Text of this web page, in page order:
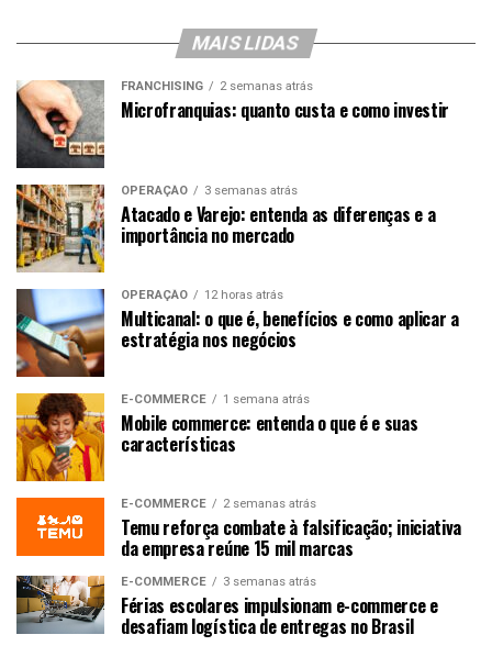
MAIS LIDAS
FRANCHISING 2 semanas atrás
Microfranquias: quanto custa e como investir
OPERAÇÃO 3 semanas atrás
Atacado e Varejo: entenda as diferenças e a
importância no mercado
OPERAÇÃO 12 horas atrás
Multicanal: o que é, benefícios e como aplicar a
estratégia nos negócios
E-COMMERCE 1 semana atrás
Mobile commerce: entenda o que é e suas
características
E-COMMERCE 2 semanas atrás
Temu reforça combate à falsificação; iniciativa
da empresa reúne 15 mil marcas
E-COMMERCE 3 semanas atrás
Férias escolares impulsionam e-commerce e
desafiam logística de entregas no Brasil